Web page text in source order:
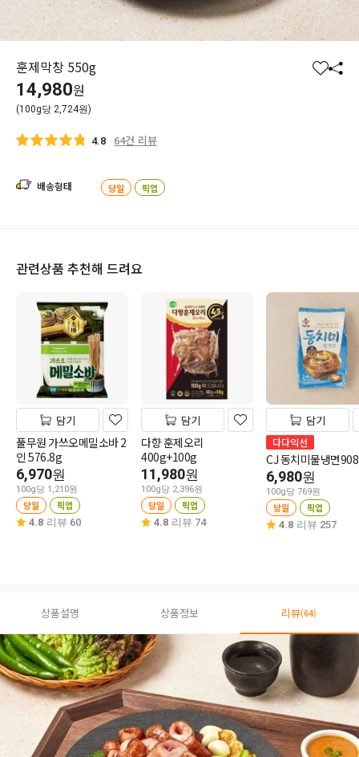
훈제막창 550g
찜 공
14,980원
(100g당 2,724원)
4.8 64건 리뷰
배송형태 당일 픽업
관련상품 추천해 드려요
담기
풀무원 가쓰오메밀소바 2
인 576.8g
6,970원
100g당 1,210원
당일 픽업
4.8 리뷰 60
담기
다향 훈제오리
400g+100g
11,980원
100g당 2,396원
당일 픽업
4.8 리뷰 74
담기
다다익선
CJ 동치미물냉면
6,980원
100g당 769원
당일 픽업
4.8 리뷰 257
상품설명 상품정보 리뷰(64)